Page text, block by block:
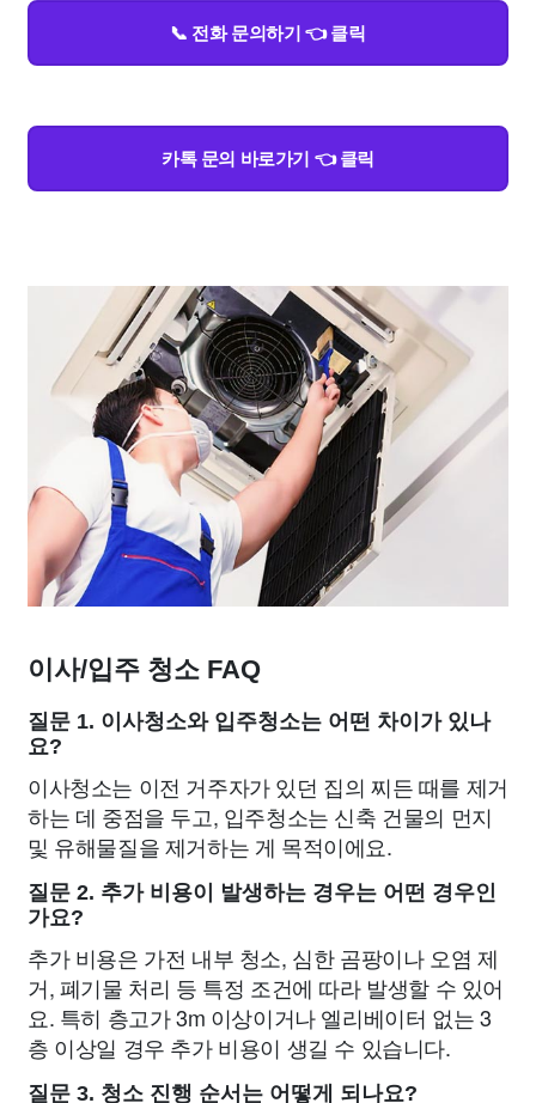
📞 전화 문의하기 👈 클릭
카톡 문의 바로가기 👈 클릭
이사/입주 청소 FAQ
질문 1. 이사청소와 입주청소는 어떤 차이가 있나
요?
이사청소는 이전 거주자가 있던 집의 찌든 때를 제거
하는 데 중점을 두고, 입주청소는 신축 건물의 먼지
및 유해물질을 제거하는 게 목적이에요.
질문 2. 추가 비용이 발생하는 경우는 어떤 경우인
가요?
추가 비용은 가전 내부 청소, 심한 곰팡이나 오염 제
거, 폐기물 처리 등 특정 조건에 따라 발생할 수 있어
요. 특히 층고가 3m 이상이거나 엘리베이터 없는 3
층 이상일 경우 추가 비용이 생길 수 있습니다.
질문 3. 청소 진행 순서는 어떻게 되나요?